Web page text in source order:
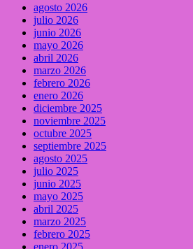
agosto 2026
julio 2026
junio 2026
mayo 2026
abril 2026
marzo 2026
febrero 2026
enero 2026
diciembre 2025
noviembre 2025
octubre 2025
septiembre 2025
agosto 2025
julio 2025
junio 2025
mayo 2025
abril 2025
marzo 2025
febrero 2025
enero 2025